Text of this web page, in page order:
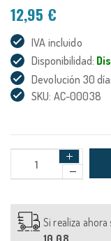
12,95 €
IVA incluido
Disponibilidad:
Devolución 30
SKU: AC-00038
Si realiza